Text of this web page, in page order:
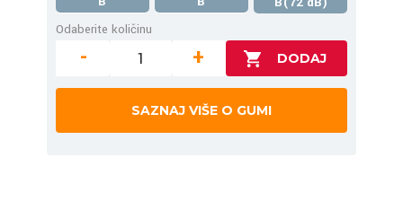
Odaberite količinu
- +
SAZNAJ VIŠE O GUMI